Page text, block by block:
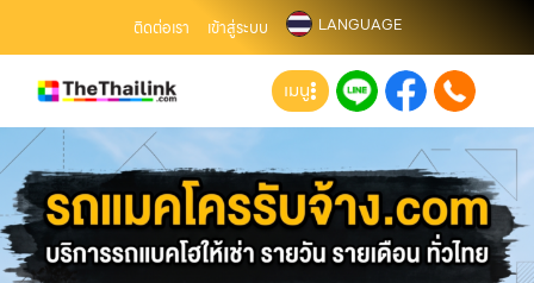
ติดต่อเรา เข้าสู่ระบบ LANGUAGE
เมนู